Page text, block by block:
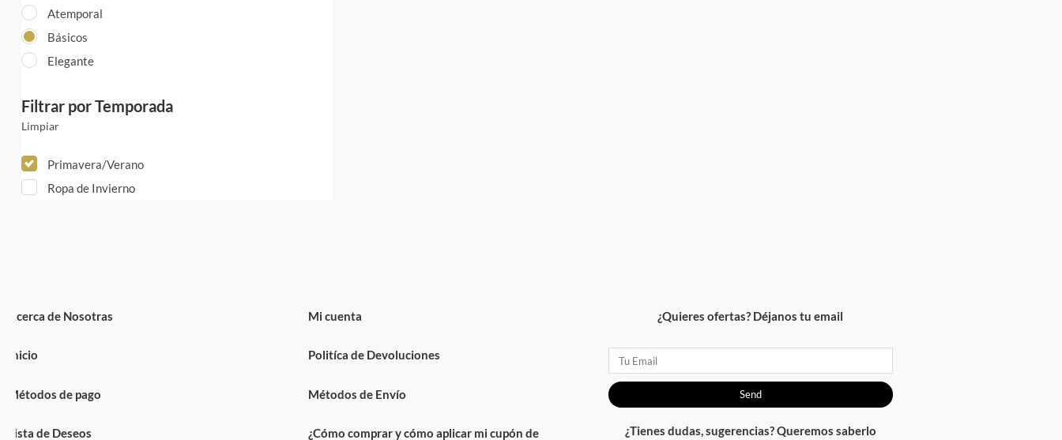
Atemporal
Básicos
Elegante
Filtrar por Temporada
Limpiar
Primavera/Verano
Ropa de Invierno
de Nosotras
de pago
de Deseos
Mi cuenta
Politíca de Devoluciones
Métodos de Envío
¿Cómo comprar y cómo aplicar mi cupón de
¿Quieres ofertas? Déjanos tu email
Email
Send
¿Tienes dudas, sugerencias? Queremos saberlo